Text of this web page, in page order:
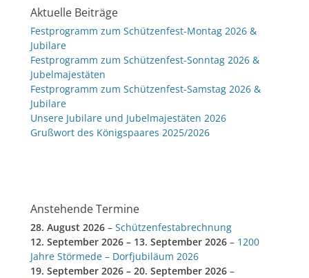
Aktuelle Beiträge
Festprogramm zum Schützenfest-Montag 2026 &
Jubilare
Festprogramm zum Schützenfest-Sonntag 2026 &
Jubelmajestäten
Festprogramm zum Schützenfest-Samstag 2026 &
Jubilare
Unsere Jubilare und Jubelmajestäten 2026
Grußwort des Königspaares 2025/2026
Anstehende Termine
28. August 2026 – Schützenfestabrechnung
12. September 2026 – 13. September 2026 – 1200
Jahre Störmede – Dorfjubiläum 2026
19. September 2026 – 20. September 2026 –